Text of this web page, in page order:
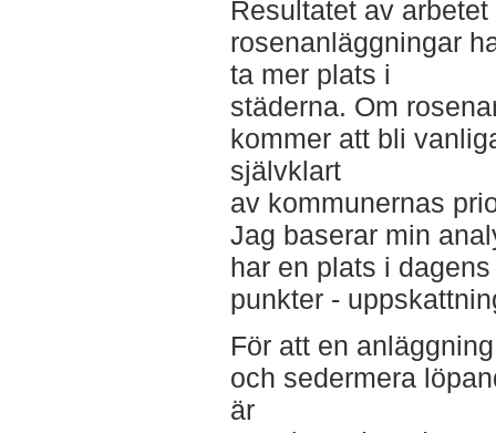
Resultatet av
rosenanläggningar
ta mer plats i
städerna. Om
kommer att bli
självklart
av kommunernas
Jag baserar min
har en plats i
punkter -
För att en
och sedermera
är